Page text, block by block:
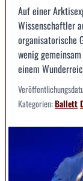
Auf einer
Wissenschaftler
organisatorische
wenig
einem
Kategorien:Ballett